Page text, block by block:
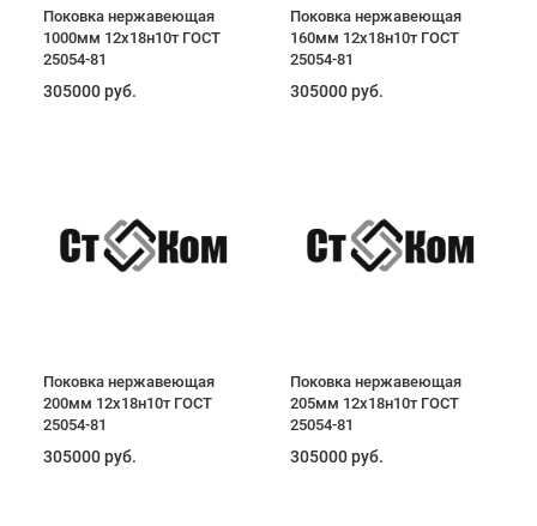
Поковка нержавеющая
1000мм 12х18н10т ГОСТ
25054-81
305000 руб.
Поковка нержавеющая
160мм 12х18н10т ГОСТ
25054-81
305000 руб.
Поковка нержавеющая
200мм 12х18н10т ГОСТ
25054-81
305000 руб.
Поковка нержавеющая
205мм 12х18н10т ГОСТ
25054-81
305000 руб.